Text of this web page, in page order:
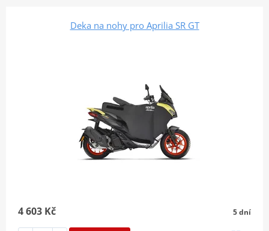
Deka na nohy pro Aprilia SR GT
4 603 Kč 5 dní